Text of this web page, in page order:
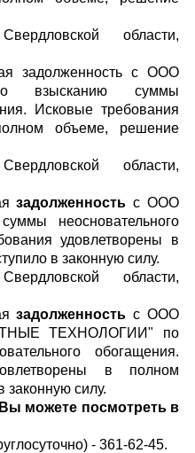
области,
задолженность с ООО
взысканию суммы
Исковые требования
объеме, решение
области,
задолженность с ООО
неосновательного
удовлетворены в
в законную силу.
области,
задолженность с ООО
ТЕХНОЛОГИИ" по
обогащения.
в полном
силу.
можете посмотреть в
- 361-62-45.